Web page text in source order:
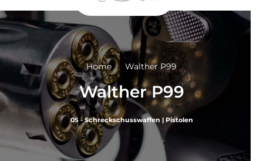
Home Walther P99
Walther P99
05 - Schreckschusswaffen | Pistolen